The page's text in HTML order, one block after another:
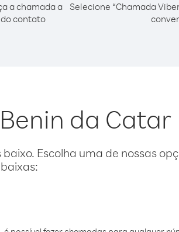
a chamada a
contato
Selecione “Chamada
da Catar
Escolha uma de nossas